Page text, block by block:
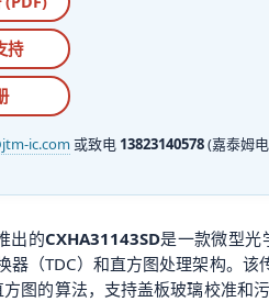
持
ic.com或致电 13823140578(嘉泰姆
出的CXHA31143SD是一款微型光
器（TDC）和直方图处理架构。
图的算法，支持盖板玻璃校准和